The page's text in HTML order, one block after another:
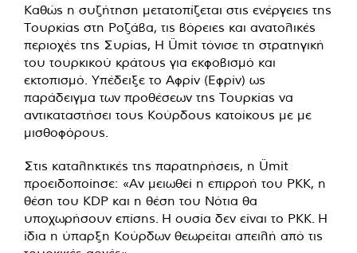
Καθώς η συζήτηση μετατοπίζεται στις ενέργειες της
Τουρκίας στη Ροζάβα, τις βόρειες και ανατολικές
περιοχές της Συρίας, Η Ümit τόνισε τη στρατηγική
του τουρκικού κράτους για εκφοβισμό και
εκτοπισμό. Υπέδειξε το Αφρίν (Εφρίν) ως
παράδειγμα των προθέσεων της Τουρκίας να
αντικαταστήσει τους Κούρδους κατοίκους με με
μισθοφόρους.
Στις καταληκτικές της παρατηρήσεις, η Ümit
προειδοποίησε: «Αν μειωθεί η επιρροή του PKK, η
θέση του KDP και η θέση του Νότια θα
υποχωρήσουν επίσης. Η ουσία δεν είναι το PKK. Η
ίδια η ύπαρξη Κούρδων θεωρείται απειλή από τις